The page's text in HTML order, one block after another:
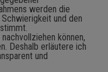
werden die
und den
können,
Deshalb erläutere ich
und